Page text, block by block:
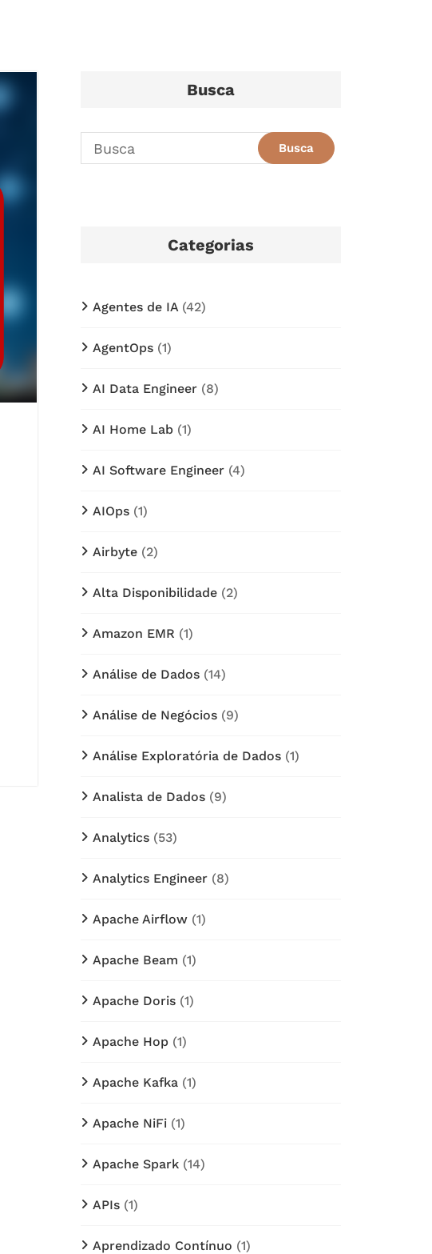
Busca
Categorias
Agentes de IA(42)
AgentOps (1)
AI Data Engineer (8)
AI Home Lab (1)
AI Software Engineer (4)
AIOps (1)
Airbyte (2)
Alta Disponibilidade (2)
Amazon EMR (1)
Análise de Dados (14)
Análise de Negócios (9)
Análise Exploratória de Dados (1)
Analista de Dados (9)
Analytics (53)
Analytics Engineer (8)
Apache Airflow (1)
Apache Beam (1)
Apache Doris (1)
Apache Hop (1)
Apache Kafka (1)
Apache NiFi (1)
Apache Spark (14)
APIs (1)
Aprendizado Contínuo (1)